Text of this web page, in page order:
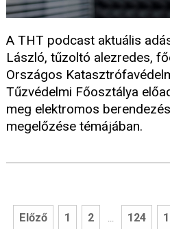
A THT podcast aktuális
László, tűzoltó alezredes,
Országos
Tűzvédelmi Főosztálya
meg elektromos
megelőzése témájában.
Előző 1 2 ... 124